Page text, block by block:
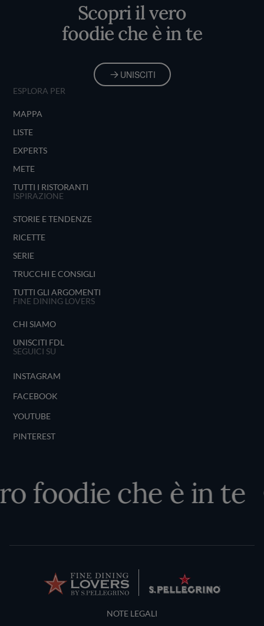
Scopri il vero
foodie che è in te
UNISCITI
ESPLORA PER
MAPPA
LISTE
EXPERTS
METE
TUTTI I RISTORANTI
ISPIRAZIONE
STORIE E TENDENZE
RICETTE
SERIE
TRUCCHI E CONSIGLI
TUTTI GLI ARGOMENTI
FINE DINING LOVERS
CHI SIAMO
UNISCITI FDL
SEGUICI SU
INSTAGRAM
FACEBOOK
YOUTUBE
PINTEREST
foodie che è in te
Terms and Conditions
NOTE LEGALI